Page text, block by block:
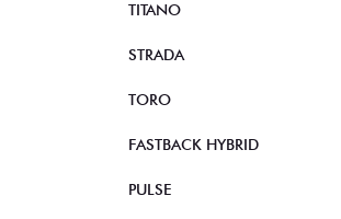
TITANO
STRADA
TORO
FASTBACK HYBRID
PULSE